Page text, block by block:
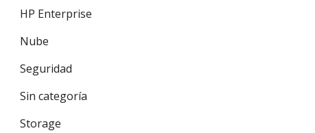
HP Enterprise
Nube
Seguridad
Sin categoría
Storage